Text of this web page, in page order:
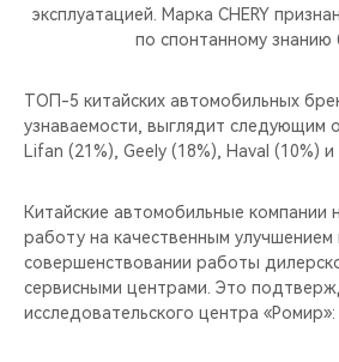
НОВИНКИ
ПОДДЕРЖКА
CHERY В СОЦСЕТЯХ
БЛАГОТВОРИТЕЛЬНОСТЬ
CHERY REMOTE
CHERY И СПОРТ
НАШИ МЕРОПРИЯТИЯ
эксплуатацией. Марка CHERY
по спонтанному знанию
ТОП-5 китайских автомобильных
узнаваемости, выглядит следующим
Lifan (21%), Geely (18%), Haval (10%) и
Китайские автомобильные компании
работу на качественным улучшением
совершенствовании работы
сервисными центрами. Это
исследовательского центра «Ромир»: